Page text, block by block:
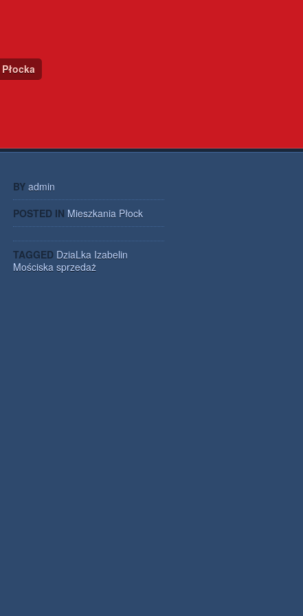
BY admin
POSTED IN Mieszkania Płock
TAGGED DziaLka Izabelin
Mościska sprzedaż